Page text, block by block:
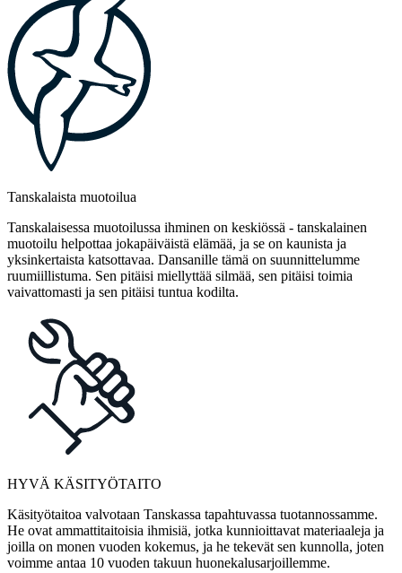
Tanskalaista muotoilua
Tanskalaisessa muotoilussa ihminen on keskiössä - tanskalainen
muotoilu helpottaa jokapäiväistä elämää, ja se on kaunista ja
yksinkertaista katsottavaa. Dansanille tämä on suunnittelumme
ruumiillistuma. Sen pitäisi miellyttää silmää, sen pitäisi toimia
vaivattomasti ja sen pitäisi tuntua kodilta.
HYVÄ KÄSITYÖTAITO
Käsityötaitoa valvotaan Tanskassa tapahtuvassa tuotannossamme.
He ovat ammattitaitoisia ihmisiä, jotka kunnioittavat materiaaleja ja
joilla on monen vuoden kokemus, ja he tekevät sen kunnolla, joten
voimme antaa 10 vuoden takuun huonekalusarjoillemme.